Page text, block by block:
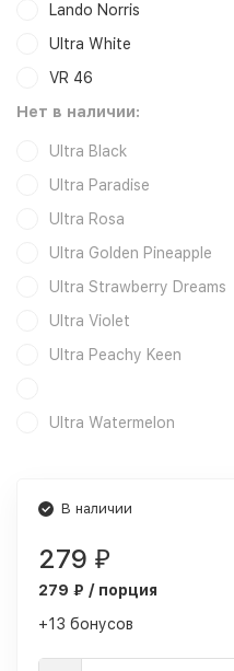
Lando Norris
Ultra White
VR 46
Нет в наличии:
Ultra Black
Ultra Paradise
Ultra Rosa
Ultra Golden Pineapple
Ultra Strawberry Dreams
Ultra Violet
Ultra Peachy Keen
Ultra Watermelon
В наличии
279 ₽
279 ₽ / порция
+13 бонусов